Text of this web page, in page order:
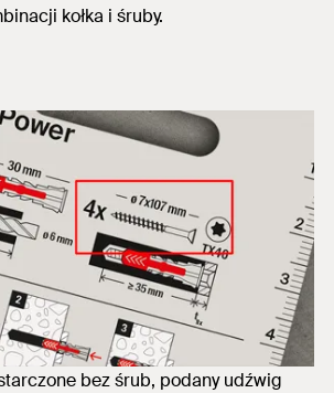
kołka i śruby.
bez śrub, podany udźwig